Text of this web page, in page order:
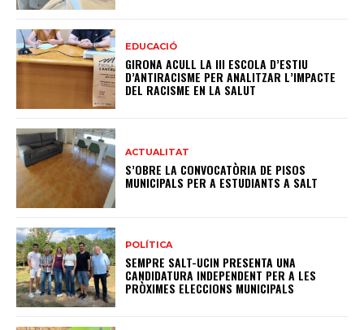
EDUCACIÓ
GIRONA ACULL LA III ESCOLA D’ESTIU
D’ANTIRACISME PER ANALITZAR L’IMPACTE
DEL RACISME EN LA SALUT
ACTUALITAT
S’OBRE LA CONVOCATÒRIA DE PISOS
MUNICIPALS PER A ESTUDIANTS A SALT
POLÍTICA
SEMPRE SALT-UCIN PRESENTA UNA
CANDIDATURA INDEPENDENT PER A LES
PRÒXIMES ELECCIONS MUNICIPALS